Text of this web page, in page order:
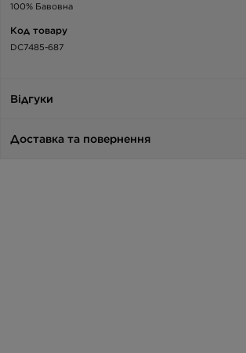
100% Бавовна
Код товару
DC7485-687
Відгуки
Доставка та повернення